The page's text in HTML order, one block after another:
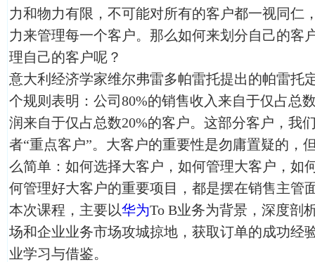
力和物力有限，不可能对所有的客户都一视同仁
力来管理每一个客户。那么如何来划分自己的客
理自己的客户呢？
意大利经济学家维尔弗雷多帕雷托提出的帕雷托
个规则表明：公司80%的销售收入来自于仅占总
润来自于仅占总数20%的客户。这部分客户，我
者“重点客户”。大客户的重要性是勿庸置疑的，
么简单：如何选择大客户，如何管理大客户，如
何管理好大客户的重要项目，都是摆在销售主管
本次课程，主要以华为To B业务为背景，深度剖
场和企业业务市场攻城掠地，获取订单的成功经
业学习与借鉴。